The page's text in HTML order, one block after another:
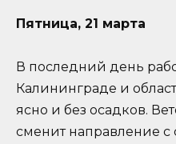
Пятница, 21 марта
В последний день
Калининграде и
ясно и без осадков.
сменит направление с